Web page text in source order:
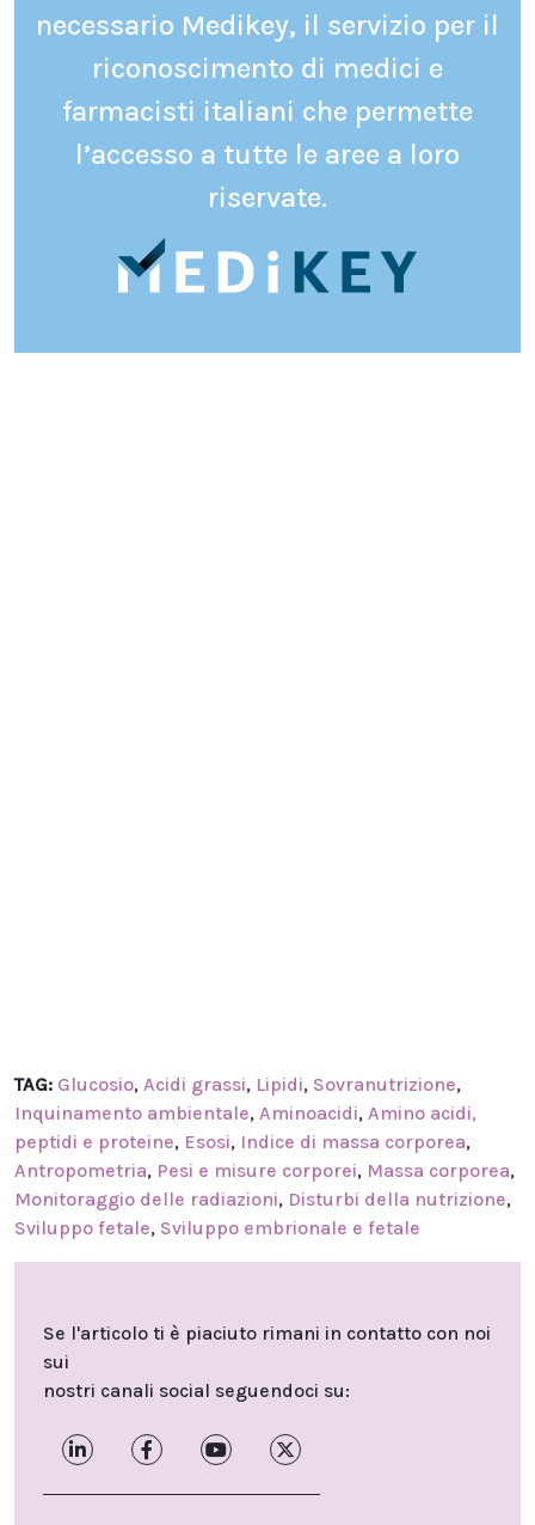
necessario Medikey, il servizio per il
riconoscimento di medici e
farmacisti italiani che permette
l’accesso a tutte le aree a loro
riservate.
TAG: Glucosio, Acidi grassi, Lipidi, Sovranutrizione,
Inquinamento ambientale, Aminoacidi, Amino acidi,
peptidi e proteine, Esosi, Indice di massa corporea,
Antropometria, Pesi e misure corporei, Massa corporea,
Monitoraggio delle radiazioni, Disturbi della nutrizione,
Sviluppo fetale, Sviluppo embrionale e fetale
Se l'articolo ti è piaciuto rimani in contatto con noi
sui
nostri canali social seguendoci su: